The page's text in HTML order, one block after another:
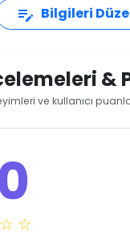
edit_note Bilgileri
&
ve kullanıcı
☆